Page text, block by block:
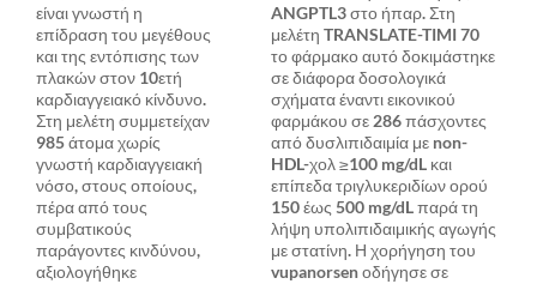
είναι γνωστή η
επίδραση του μεγέθους
και της εντόπισης των
πλακών στον 10ετή
καρδιαγγειακό κίνδυνο.
Στη μελέτη συμμετείχαν
985 άτομα χωρίς
γνωστή καρδιαγγειακή
νόσο, στους οποίους,
πέρα από τους
συμβατικούς
παράγοντες κινδύνου,
αξιολογήθηκε
ANGPTL3 στο ήπαρ. Στη
μελέτη TRANSLATE-TIMI 70
το φάρμακο αυτό δοκιμάστηκε
σε διάφορα δοσολογικά
σχήματα έναντι εικονικού
φαρμάκου σε 286 πάσχοντες
από δυσλιπιδαιμία με non-
HDL-χολ ≥100 mg/dL και
επίπεδα τριγλυκεριδίων ορού
150 έως 500 mg/dL παρά τη
λήψη υπολιπιδαιμικής αγωγής
με στατίνη. Η χορήγηση του
vupanorsen οδήγησε σε